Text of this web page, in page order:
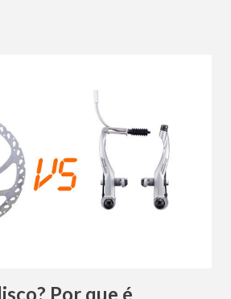
para o sucesso do seu
uma planilha responda: Qual é a
deseja atingir com seus produtos ou
vai vender? Quais os serviços
o seu público-alvo? Existem
Quanto espera crescer no primeiro
vai necessitar para abrir a l...
Por que é